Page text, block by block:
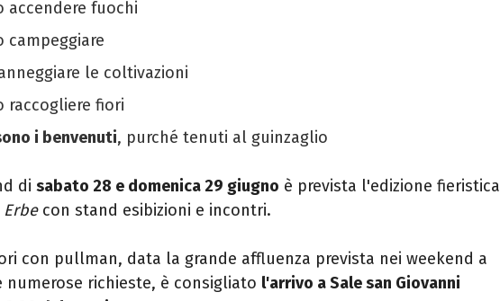
accendere fuochi
campeggiare
le coltivazioni
raccogliere fiori
i benvenuti, purché tenuti al guinzaglio
di sabato 28 e domenica 29 giugno è prevista l'edizione fieristica
Erbe con stand esibizioni e incontri.
con pullman, data la grande affluenza prevista nei weekend a
numerose richieste, è consigliato l'arrivo a Sale san Giovanni